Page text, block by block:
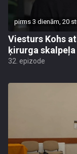
pirms 3 dienām, 20
Viesturs Kohs
ķirurga skalpeļa
32. epizode